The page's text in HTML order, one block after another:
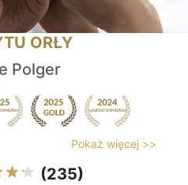
ORŁY
Polger
Pokaż więcej >>
(235)